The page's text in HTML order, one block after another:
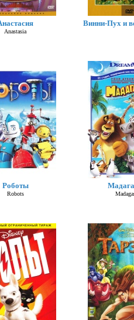
В чужой шкуре (2026)
Anastasia
Винни-Пух и
Роботы
Robots